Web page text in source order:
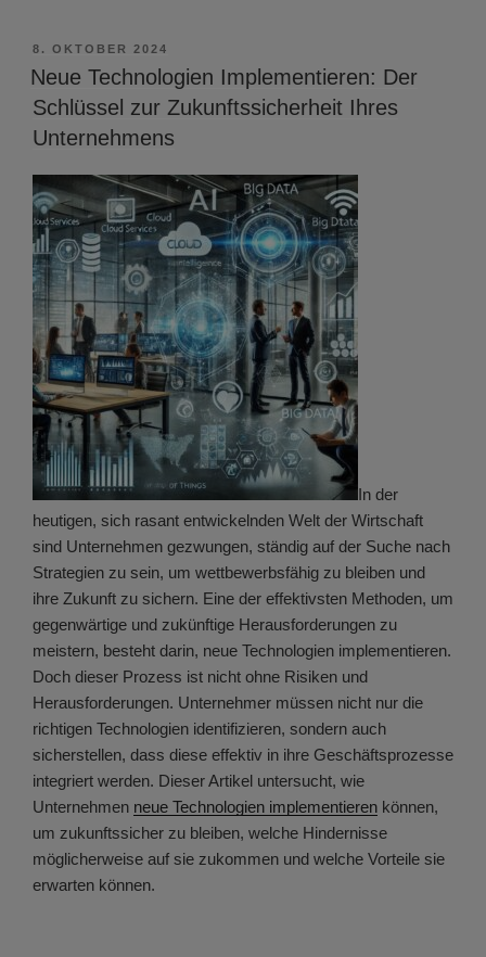
VERÖFFENTLICHT
AM
8. OKTOBER 2024
Neue Technologien Implementieren: Der
Schlüssel zur Zukunftssicherheit Ihres
Unternehmens
In der
heutigen, sich rasant entwickelnden Welt der Wirtschaft
sind Unternehmen gezwungen, ständig auf der Suche nach
Strategien zu sein, um wettbewerbsfähig zu bleiben und
ihre Zukunft zu sichern. Eine der effektivsten Methoden, um
gegenwärtige und zukünftige Herausforderungen zu
meistern, besteht darin, neue Technologien implementieren.
Doch dieser Prozess ist nicht ohne Risiken und
Herausforderungen. Unternehmer müssen nicht nur die
richtigen Technologien identifizieren, sondern auch
sicherstellen, dass diese effektiv in ihre Geschäftsprozesse
integriert werden. Dieser Artikel untersucht, wie
Unternehmen neue Technologien implementieren können,
um zukunftssicher zu bleiben, welche Hindernisse
möglicherweise auf sie zukommen und welche Vorteile sie
erwarten können.